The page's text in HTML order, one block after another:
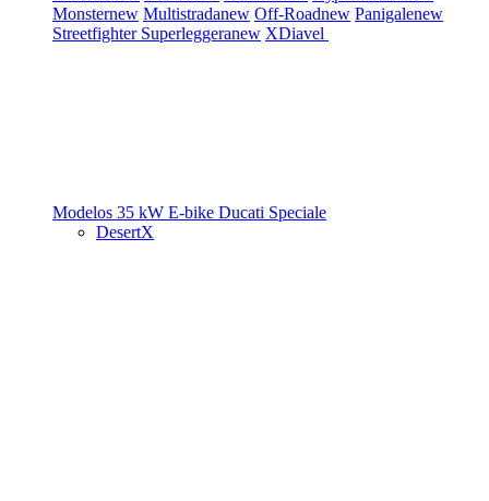
Monsternew Multistradanew Off-Roadnew Panigalenew
Streetfighter Superleggeranew XDiavel
Modelos 35 kW E-bike Ducati Speciale
DesertX